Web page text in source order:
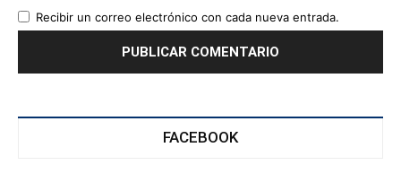
Recibir un correo electrónico con cada nueva entrada.
FACEBOOK